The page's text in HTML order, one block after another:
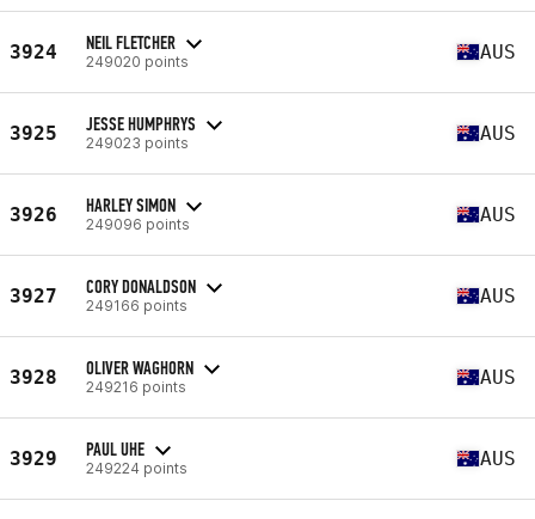
3924 NEIL FLETCHER
249020 points AUS
3925 JESSE HUMPHRYS
249023 points AUS
3926 HARLEY SIMON
249096 points AUS
3927 CORY DONALDSON
249166 points AUS
3928 OLIVER WAGHORN
249216 points AUS
3929 PAUL UHE
249224 points AUS